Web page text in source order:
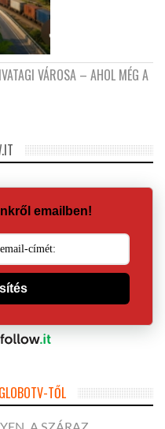
VÁROSA – AHOL MÉG A
emailben!
TŐL